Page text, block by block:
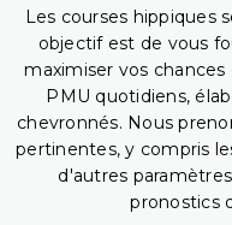
Les courses hippiques
objectif est de vous
maximiser vos
PMU quotidiens,
chevronnés. Nous
pertinentes, y compris
d'autres
pronostics